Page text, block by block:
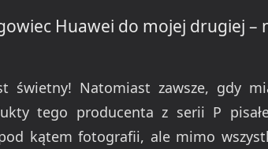
Huawei do mojej drugiej –
świetny! Natomiast zawsze, gdy
tego producenta z serii P
kątem fotografii, ale mimo